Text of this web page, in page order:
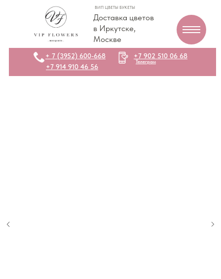
Доставка цветов
в Иркутске,
Москве
ВИП ЦВЕТЫ БУКЕТЫ
+7 914 910 46 56
+7 902 510 06 68
Телеграм
+ 7 (3952) 600-668